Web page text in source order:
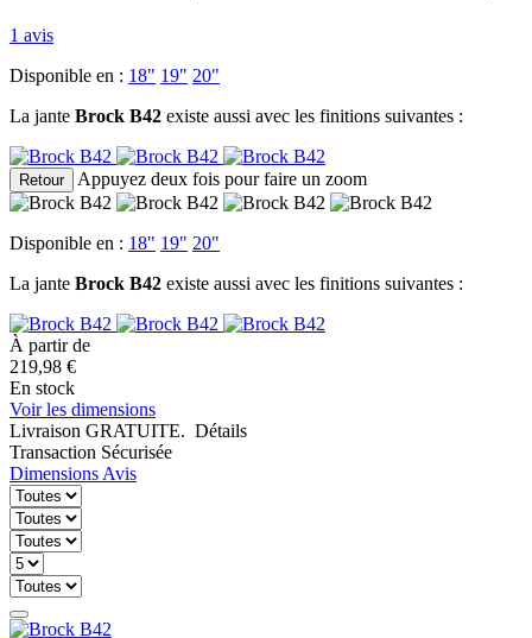
1 avis
Disponible en : 18" 19" 20"
La jante Brock B42 existe aussi avec les finitions suivantes :
Retour Appuyez deux fois pour faire un zoom
Disponible en : 18" 19" 20"
La jante Brock B42 existe aussi avec les finitions suivantes :
À partir de
219,98 €
En stock
Voir les dimensions
Livraison GRATUITE. Détails
Transaction Sécurisée
Dimensions Avis